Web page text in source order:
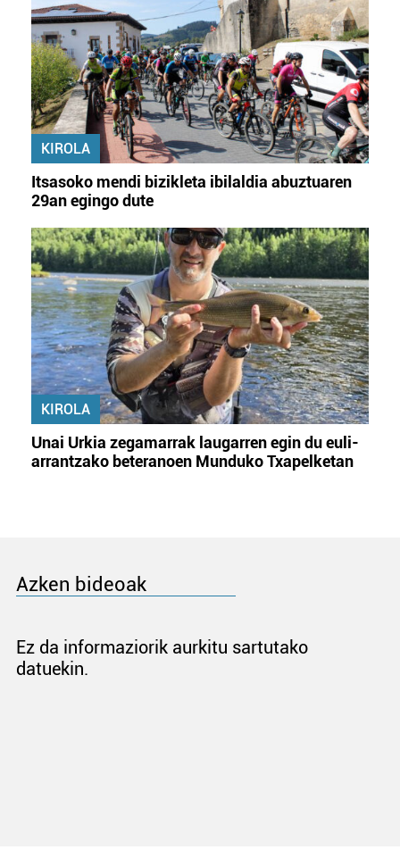
KIROLA
Itsasoko mendi bizikleta ibilaldia abuztuaren
29an egingo dute
KIROLA
Unai Urkia zegamarrak laugarren egin du euli-
arrantzako beteranoen Munduko Txapelketan
Azken bideoak
Ez da informaziorik aurkitu sartutako
datuekin.